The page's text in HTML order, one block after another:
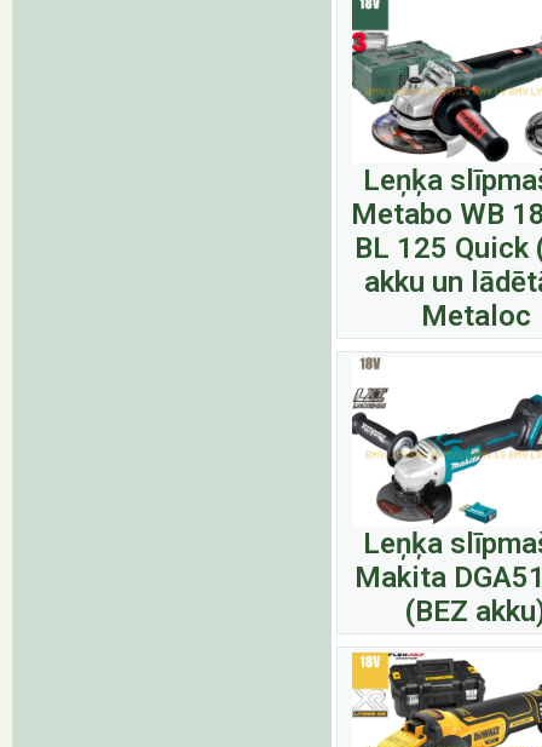
Leņķa
Metabo WB
BL 125 Quick
akku un
Metaloc
Leņķa
Makita
(BEZ